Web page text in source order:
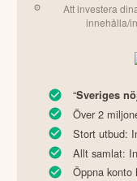
Att investera
innehålla/
“Sveriges
Över 2
Stort utbud:
Allt samlat:
Öppna konto